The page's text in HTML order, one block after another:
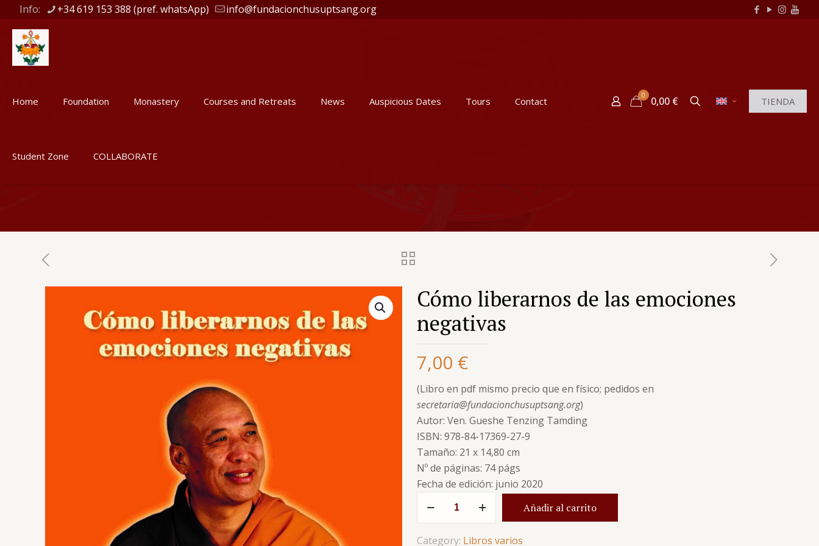
Info: +34 619 153 388 (pref. whatsApp) info@fundacionchusuptsang.org
Home Foundation Monastery Courses and Retreats News Auspicious Dates Tours Contact
Student Zone COLLABORATE
0 0,00 € TIENDA
Cómo liberarnos de las emociones
negativas
7,00 €
(Libro en pdf mismo precio que en físico; pedidos en
secretaria@fundacionchusuptsang.org)
Autor: Ven. Gueshe Tenzing Tamding
ISBN: 978-84-17369-27-9
Tamaño: 21 x 14,80 cm
Nº de páginas: 74 págs
Fecha de edición: junio 2020
liberarnos
Añadir al carrito
Category: Libros varios